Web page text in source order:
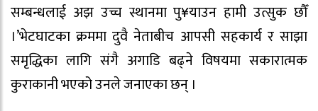
सम्बन्धलाई अझ उच्च स्थानमा पु¥याउन हामी उत्सुक छौँ
।’भेटघाटका क्रममा दुवै नेताबीच आपसी सहकार्य र साझा
समृद्धिका लागि संगै अगाडि बढ्ने विषयमा सकारात्मक
कुराकानी भएको उनले जनाएका छन् ।